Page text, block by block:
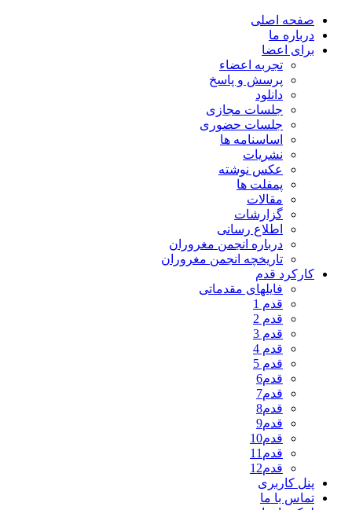
صفحه اصلی
درباره ما
برای اعضا
تجربه اعضاء
پرسش و پاسخ
دانلود
جلسات مجازی
جلسات حضوری
اساسنامه ها
نشریات
عکس نوشته
پمفلت ها
مقالات
گزارشات
اطلاع رسانی
درباره انجمن مغروران
تاریخچه انجمن مغروران
کارکرد قدم
فایلهای مقدماتی
قدم 1
قدم 2
قدم 3
قدم 4
قدم 5
قدم6
قدم7
قدم8
قدم9
قدم10
قدم11
قدم12
پنل کاربری
تماس با ما